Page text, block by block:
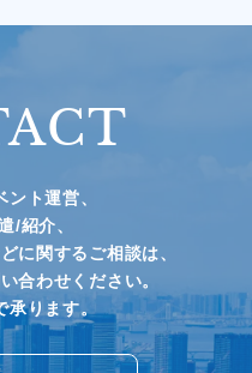
ト運営、
/紹介、
に関するご相談は、
合わせください。
承ります。